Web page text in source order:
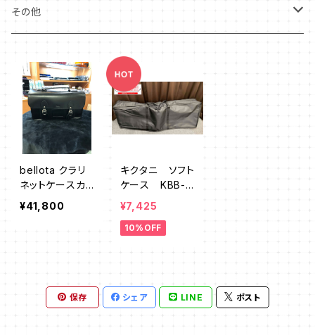
電子楽器
譜面台
その他
キーホルダー
タオル・ハンカチ
バック・トートバッグ
パソコン
bellota クラリ
ネットケースカ
バー
¥41,800
キクタニ ソフト
ケース KBB-8
8
¥7,425
10%OFF
保存 シェア LINE ポスト